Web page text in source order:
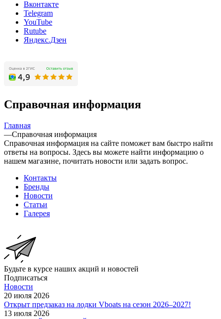
Вконтакте
Telegram
YouTube
Rutube
Яндекс.Дзен
Справочная информация
Главная
—Справочная информация
Справочная информация на сайте поможет вам быстро найти
ответы на вопросы. Здесь вы можете найти информацию о
нашем магазине, почитать новости или задать вопрос.
Контакты
Бренды
Новости
Статьи
Галерея
Будьте в курсе наших акций и новостей
Подписаться
Новости
20 июля 2026
Открыт предзаказ на лодки Vboats на сезон 2026–2027!
13 июля 2026